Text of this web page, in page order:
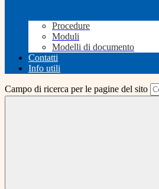
Procedure
Moduli
Modelli di documento
Contatti
Info utili
Campo di ricerca per le pagine del sito